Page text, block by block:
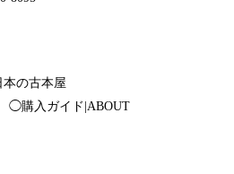
の古本屋
◯購入ガイド|ABOUT